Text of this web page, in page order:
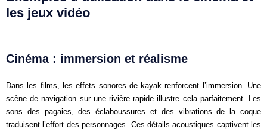
les jeux vidéo
Cinéma : immersion et réalisme
Dans les films, les effets sonores de kayak renforcent l’immersion. Une
scène de navigation sur une rivière rapide illustre cela parfaitement. Les
sons des pagaies, des éclaboussures et des vibrations de la coque
traduisent l’effort des personnages. Ces détails acoustiques captivent les